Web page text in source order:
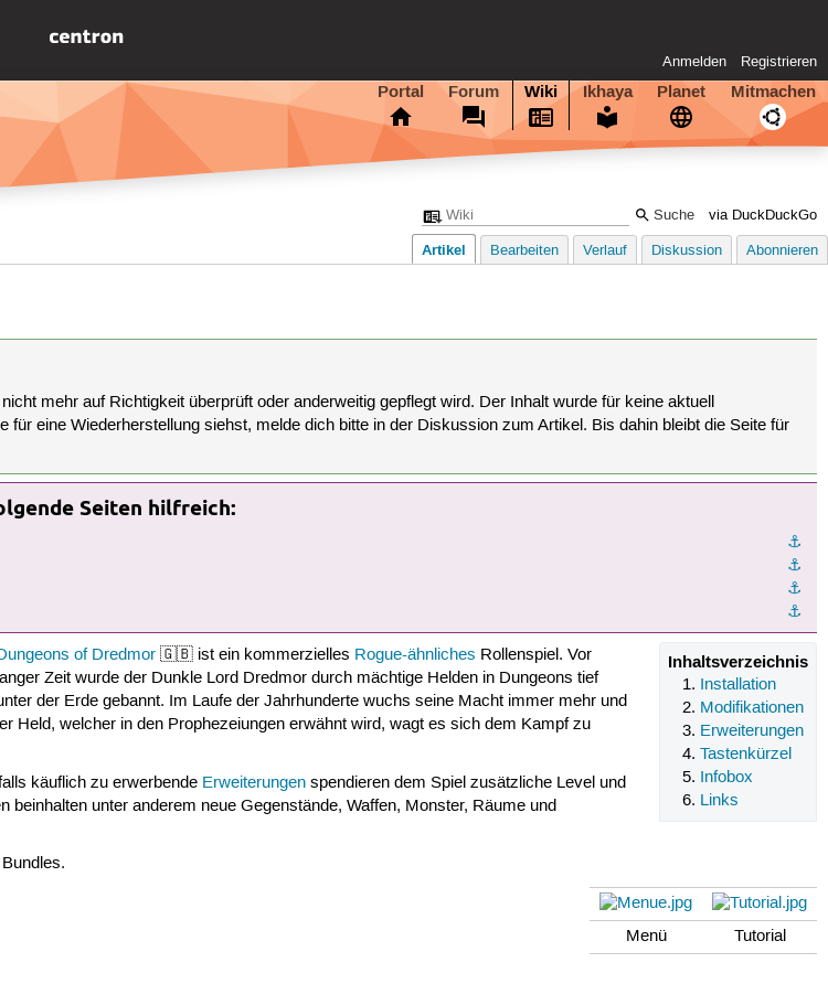
Anmelden Registrieren
Portal Forum Wiki Ikhaya Planet Mitmachen
via DuckDuckGo
Artikel Bearbeiten Verlauf Diskussion Abonnieren
mehr auf Richtigkeit überprüft oder anderweitig gepflegt wird. Der Inhalt wurde für keine aktuell
für eine Wiederherstellung siehst, melde dich bitte in der Diskussion zum Artikel. Bis dahin bleibt die Seite für
Seiten hilfreich:
⚓︎
⚓︎
⚓︎
⚓︎
Inhaltsverzeichnis
Installation
Modifikationen
Erweiterungen
Tastenkürzel
Infobox
Links
of Dredmor🇬🇧 ist ein kommerzielles Rogue-ähnliches Rollenspiel. Vor
Zeit wurde der Dunkle Lord Dredmor durch mächtige Helden in Dungeons tief
der Erde gebannt. Im Laufe der Jahrhunderte wuchs seine Macht immer mehr und
Held, welcher in den Prophezeiungen erwähnt wird, wagt es sich dem Kampf zu
käuflich zu erwerbende Erweiterungen spendieren dem Spiel zusätzliche Level und
beinhalten unter anderem neue Gegenstände, Waffen, Monster, Räume und
Menü Tutorial